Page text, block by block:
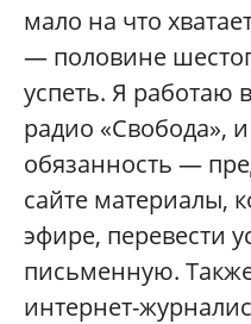
мало на что
— половине
успеть. Я работаю
радио «Свобода»,
обязанность —
сайте материалы,
эфире, перевести
письменную.
интернет-